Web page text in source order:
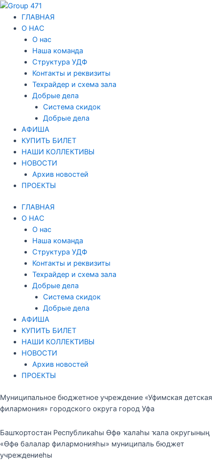
Перейти
содержимому
ГЛАВНАЯ
О НАС
О нас
Наша команда
Структура УДФ
Контакты и реквизиты
Техрайдер и схема зала
Добрые дела
Система скидок
Добрые дела
АФИША
КУПИТЬ БИЛЕТ
НАШИ КОЛЛЕКТИВЫ
НОВОСТИ
Архив новостей
ПРОЕКТЫ
ГЛАВНАЯ
О НАС
О нас
Наша команда
Структура УДФ
Контакты и реквизиты
Техрайдер и схема зала
Добрые дела
Система скидок
Добрые дела
АФИША
КУПИТЬ БИЛЕТ
НАШИ КОЛЛЕКТИВЫ
НОВОСТИ
Архив новостей
ПРОЕКТЫ
Муниципальное бюджетное учреждение «Уфимская детская
филармония» городского округа город Уфа
Башҡортостан Республикаһы Өфө ҡалаһы ҡала округының
«Өфө балалар филармонияһы» муниципаль бюджет
учреждениеһы